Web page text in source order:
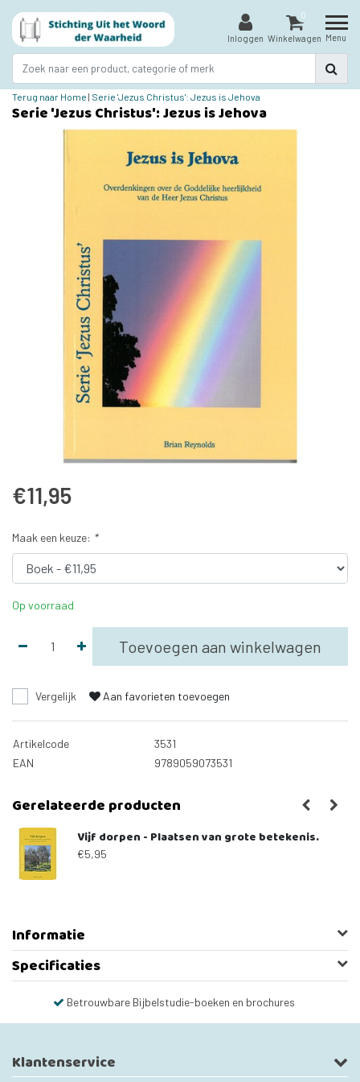
Inloggen
0
Winkelwagen Menu
Terug naar Home | Serie 'Jezus Christus': Jezus is Jehova
Serie 'Jezus Christus': Jezus is Jehova
€11,95
Maak een keuze: *
Op voorraad
Toevoegen aan winkelwagen
Vergelijk Aan favorieten toevoegen
Artikelcode
3531
EAN
9789059073531
Gerelateerde producten
Vijf dorpen - Plaatsen van grote betekenis.
€5,95
Informatie
Specificaties
Betrouwbare Bijbelstudie-boeken en brochures
Klantenservice